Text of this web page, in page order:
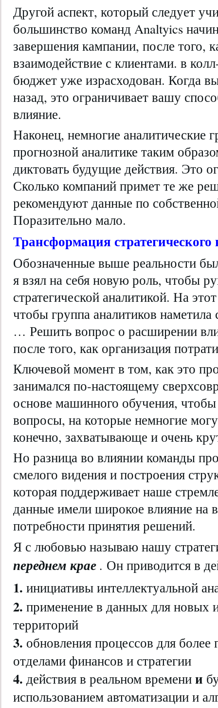
Другой аспект, который следует
большинство команд Analtyics
завершения кампании, после того,
взаимодействие с клиентами. в
бюджет уже израсходован. Когда
назад, это ограничивает вашу
влияние.
Наконец, немногие аналитические
прогнозной аналитике таким
диктовать будущие действия. Это
Сколько компаний примет те же
рекомендуют данные по
Поразительно мало.
Трансформация
Обозначенные выше реальности
я взял на себя новую роль, чтобы
стратегической аналитикой. На
чтобы группа аналитиков
… Решить вопрос о расширении
после того, как организация
Ключевой момент в том, как это
занимался по-настоящему
основе машинного обучения,
вопросы, на которые немногие
конечно, захватывающе и очень
Но разница во влиянии команды
смелого видения и построения
которая поддерживает наше
данные имели широкое влияние на
потребности принятия решений.
Я с любовью называю нашу
переднем крае . Он приводится в
1. инициативы интеллектуальной
2. применение в данных для новых
территорий
3. обновления процессов для более
отделами финансов и стратегии
4. действия в реальном времени и
использованием автоматизации и